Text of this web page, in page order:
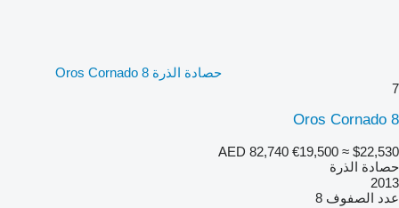
حصادة الذرة Oros Cornado 8
7
Oros Cornado 8
AED 82,740 €19,500 ≈ $22,530
حصادة الذرة
2013
عدد الصفوف 8